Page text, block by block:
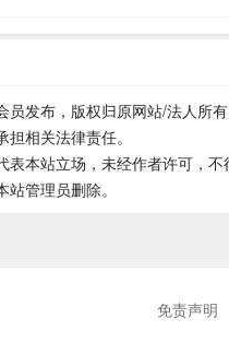
员发布，版权归原网站/法人所
相关法律责任。
表本站立场，未经作者许可，不
管理员删除。
免责声明